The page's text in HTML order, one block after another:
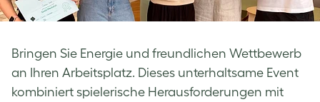
Bringen Sie Energie und freundlichen Wettbewerb
an Ihren Arbeitsplatz. Dieses unterhaltsame Event
kombiniert spielerische Herausforderungen mit